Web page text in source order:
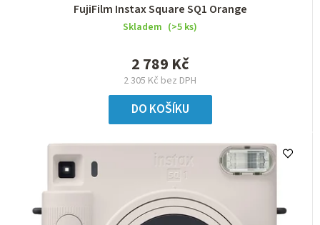
FujiFilm Instax Square SQ1 Orange
Skladem (>5 ks)
2 305 Kč bez DPH
2 789 Kč
DO KOŠÍKU